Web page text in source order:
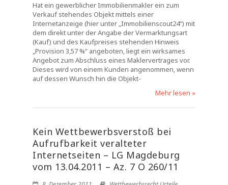
Hat ein gewerblicher Immobilienmakler ein zum
Verkauf stehendes Objekt mittels einer
Internetanzeige (hier unter „Immobilienscout24“) mit
dem direkt unter der Angabe der Vermarktungsart
(Kauf) und des Kaufpreises stehenden Hinweis
„Provision 3,57 %“ angeboten, liegt ein wirksames
Angebot zum Abschluss eines Maklervertrages vor.
Dieses wird von einem Kunden angenommen, wenn
auf dessen Wunsch hin die Objekt-
Mehr lesen »
Kein Wettbewerbsverstoß bei
Aufrufbarkeit veralteter
Internetseiten – LG Magdeburg
vom 13.04.2011 – Az. 7 O 260/11